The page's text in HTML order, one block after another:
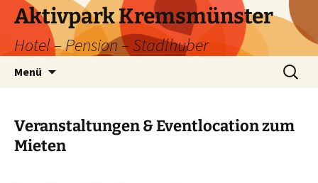
Zum
Inhalt
springen
Aktivpark Kremsmünster
Hotel – Pension – Stadlhuber
Menü
Suchen
nach:
Veranstaltungen & Eventlocation zum
Mieten